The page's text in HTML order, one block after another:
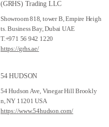
(GRHS) Trading LLC
Showroom 818, tower B, Empire Heigh
ts. Business Bay, Dubai UAE
T.+971 56 942 1220
https://grhs.ae/
54 HUDSON
54 Hudson Ave, Vinegar Hill Brookly
n, NY 11201 USA
https://www.54hudson.com/